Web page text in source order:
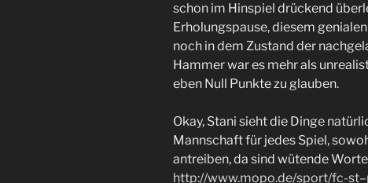
schon im Hinspiel drückend
Erholungspause, diesem
noch in dem Zustand der
Hammer war es mehr als
eben Null Punkte zu glauben.
Okay, Stani sieht die Dinge
Mannschaft für jedes Spiel,
antreiben, da sind wütende
http://www.mopo.de/sport/fc-